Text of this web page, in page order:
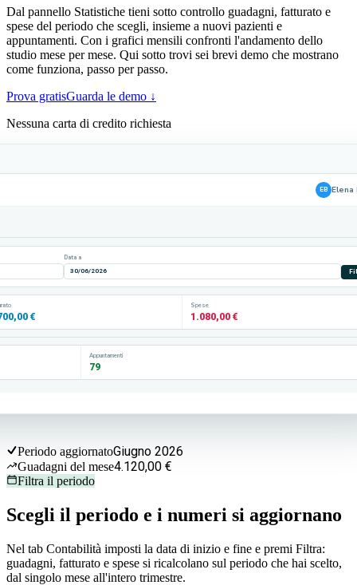
Dal pannello Statistiche tieni sotto controllo guadagni, fatturato e
spese del periodo che scegli, insieme a nuovi pazienti e
appuntamenti. Con i grafici mensili confronti l'andamento dello
studio mese per mese. Qui sotto trovi sei brevi demo che mostrano
come funziona, passo per passo.
Prova gratisGuarda le demo ↓
Nessuna carta di credito richiesta
EB Elena
Data a
30/06/2026
€
Spese
1.080,00 €
Appuntamenti
79
Periodo aggiornatoGiugno 2026
Guadagni del mese4.120,00 €
Filtra il periodo
Scegli il periodo e i numeri si aggiornano
Nel tab Contabilità imposti la data di inizio e fine e premi Filtra:
guadagni, fatturato e spese si ricalcolano sul periodo che hai scelto,
dal singolo mese all'intero trimestre.